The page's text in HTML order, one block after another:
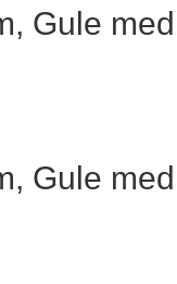
Gule
Gule